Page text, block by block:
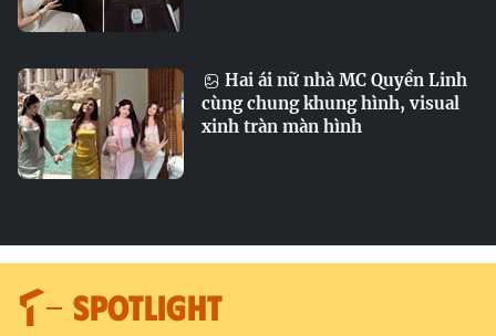
Hai ái nữ nhà MC Quyền Linh
cùng chung khung hình, visual
xinh tràn màn hình
SPOTLIGHT